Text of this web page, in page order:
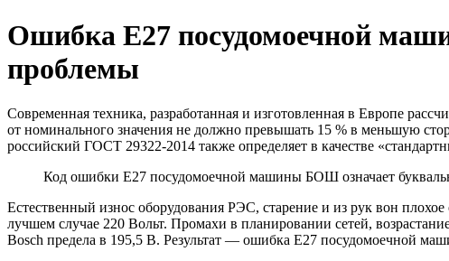
Ошибка Е27 посудомоечной
проблемы
Современная техника, разработанная и изготовленная в Европе
от номинального значения не должно превышать 15 % в меньшую
российский ГОСТ 29322-2014 также определяет в качестве
Код ошибки Е27 посудомоечной машины БОШ означает
Естественный износ оборудования РЭС, старение и из рук вон
лучшем случае 220 Вольт. Промахи в планировании сетей,
Bosch предела в 195,5 В. Результат — ошибка Е27 посудомоечной